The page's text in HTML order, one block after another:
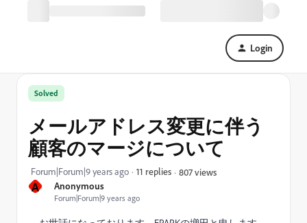
Login
A Anonymous
Forum|Forum|9 years ago
Solved
メールアドレス変更に伴う
顧客のマージについて
Forum|Forum|9 years ago 11 replies 807 views